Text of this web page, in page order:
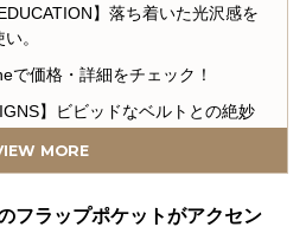
】落ち着いた光沢感を
。
で価格・詳細をチェック！
】ビビッドなベルトとの絶妙
で価格・詳細をチェック！
】ボディと同系色でロゴデザイン
MORE
フラップポケットがアクセン